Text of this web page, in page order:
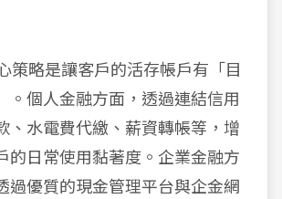
策略是讓客戶的活存帳戶有「目
。個人金融方面，透過連結信用
、水電費代繳、薪資轉帳等，增
的日常使用黏著度。企業金融方
過優質的現金管理平台與企金網